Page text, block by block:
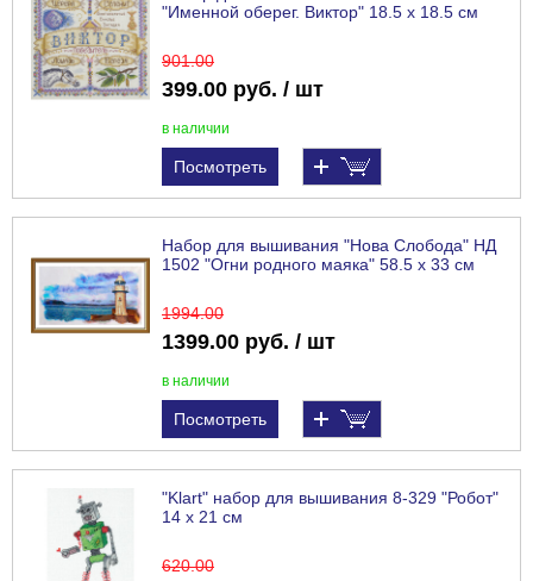
"Именной оберег. Виктор" 18.5 х 18.5 см
901.00
399.00 руб. / шт
в наличии
Посмотреть
Набор для вышивания "Нова Слобода" НД
1502 "Огни родного маяка" 58.5 х 33 см
1994.00
1399.00 руб. / шт
в наличии
Посмотреть
"Klart" набор для вышивания 8-329 "Робот"
14 х 21 см
620.00